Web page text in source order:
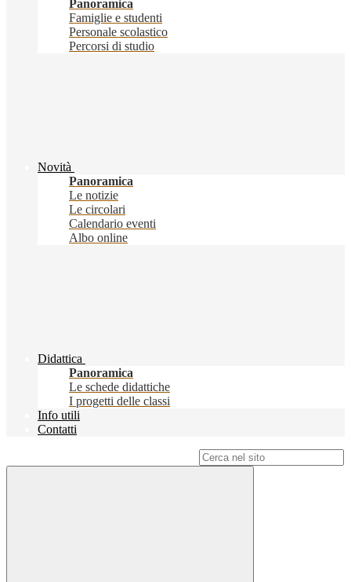
Panoramica
Famiglie e studenti
Personale scolastico
Percorsi di studio
Novità
Panoramica
Le notizie
Le circolari
Calendario eventi
Albo online
Didattica
Panoramica
Le schede didattiche
I progetti delle classi
Info utili
Contatti